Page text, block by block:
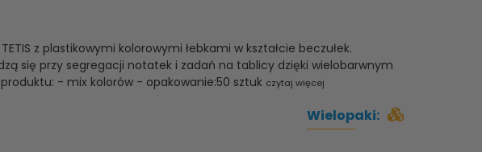
z plastikowymi kolorowymi łebkami w kształcie beczułek.
się przy segregacji notatek i zadań na tablicy dzięki wielobarwnym
- mix kolorów - opakowanie:50 sztuk czytaj więcej
Wielopaki: